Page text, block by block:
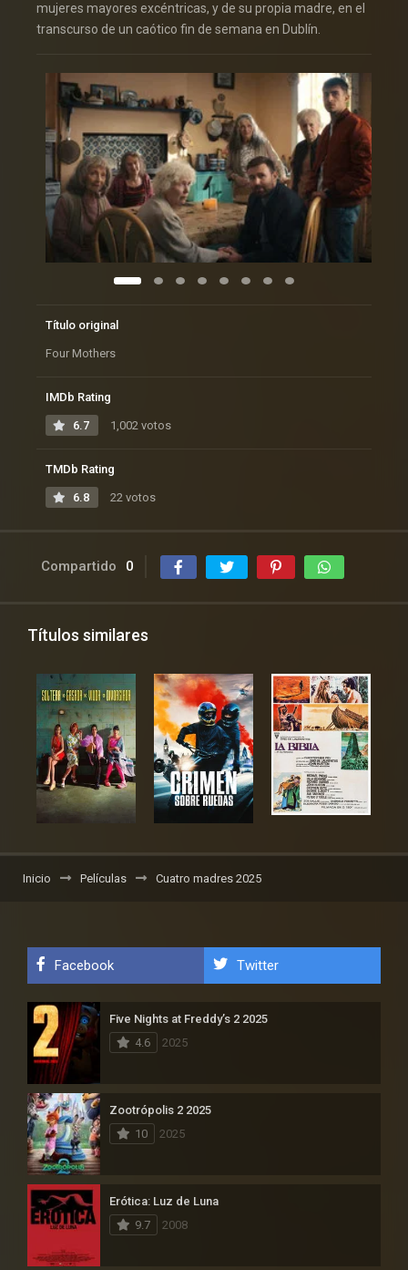
mujeres mayores excéntricas, y de su propia madre, en el
transcurso de un caótico fin de semana en Dublín.
Título original
Four Mothers
IMDb Rating
6.7 1,002 votos
TMDb Rating
6.8 22 votos
Compartido 0
Títulos similares
Inicio Películas Cuatro madres 2025
Facebook Twitter
Five Nights at Freddy’s 2 2025
4.6
2025
Zootrópolis 2 2025
10
2025
Erótica: Luz de Luna
9.7
2008